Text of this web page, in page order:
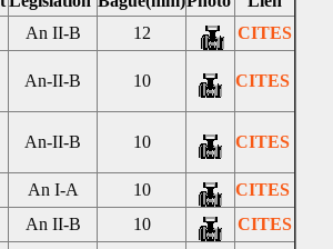
An II-B
12 CITES
An-II-B 10 CITES
An-II-B 10 CITES
An I-A 10
CITES
An II-B
10 CITES